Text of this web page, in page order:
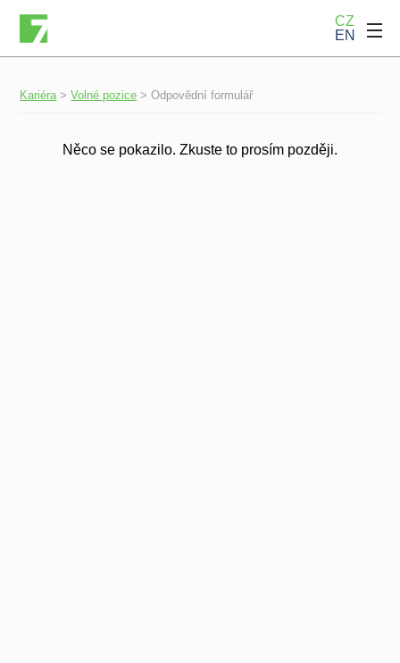
CZ
EN
Kariéra>Volné pozice >Odpovědní formulář
Něco se pokazilo. Zkuste to prosím později.